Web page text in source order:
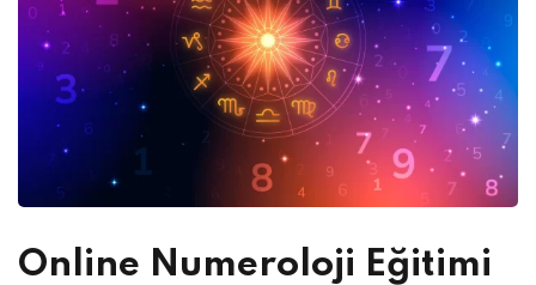
Online Numeroloji Eğitimi